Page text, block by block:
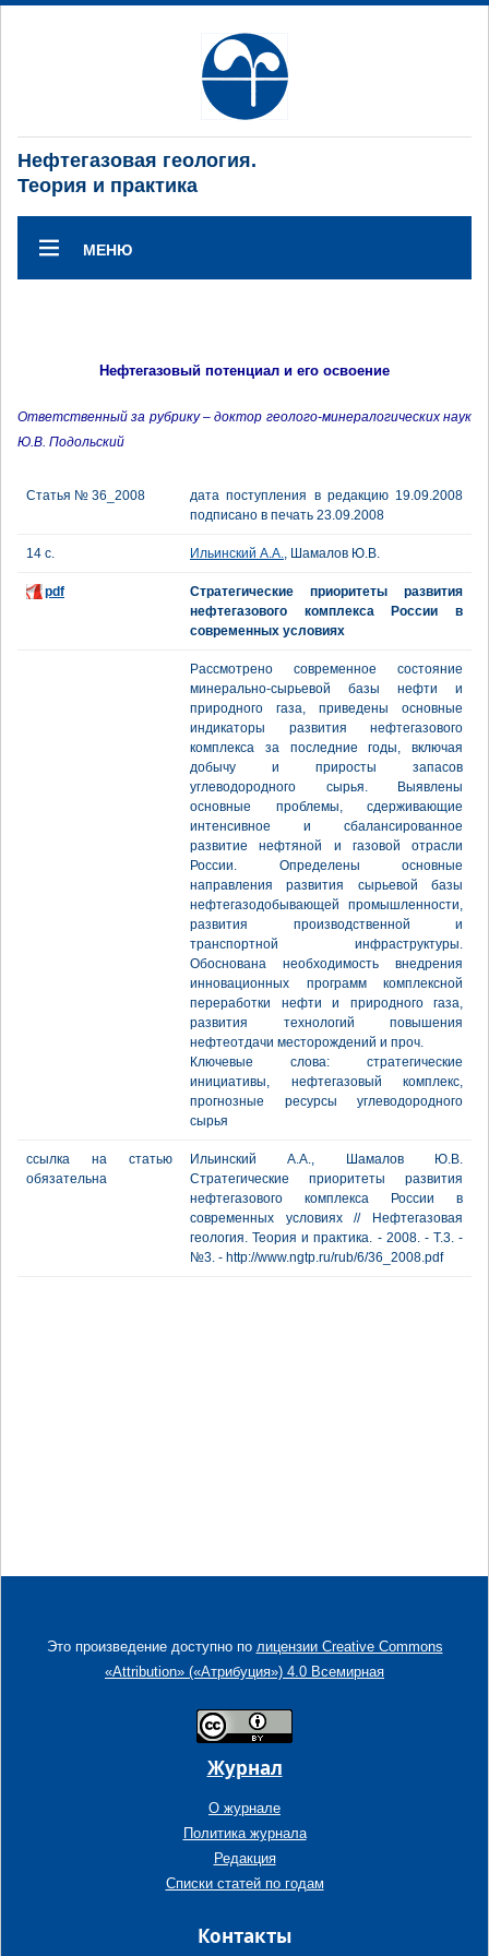
Нефтегазовая геология.
Теория и практика
МЕНЮ
Нефтегазовый потенциал и его освоение
Ответственный за рубрику – доктор геолого-минералогических наук
Ю.В. Подольский
Статья № 36_2008
дата поступления в редакцию 19.09.2008
подписано в печать 23.09.2008
14 с. Ильинский А.А., Шамалов Ю.В.
pdf
Стратегические приоритеты развития
нефтегазового комплекса России в
современных условиях
Рассмотрено современное состояние
минерально-сырьевой базы нефти и
природного газа, приведены основные
индикаторы развития нефтегазового
комплекса за последние годы, включая
добычу и приросты запасов
углеводородного сырья. Выявлены
основные проблемы, сдерживающие
интенсивное и сбалансированное
развитие нефтяной и газовой отрасли
России. Определены основные
направления развития сырьевой базы
нефтегазодобывающей промышленности,
развития производственной и
транспортной инфраструктуры.
Обоснована необходимость внедрения
инновационных программ комплексной
переработки нефти и природного газа,
развития технологий повышения
нефтеотдачи месторождений и проч.
Ключевые слова: стратегические
инициативы, нефтегазовый комплекс,
прогнозные ресурсы углеводородного
сырья
ссылка на статью
обязательна
Ильинский А.А., Шамалов Ю.В.
Стратегические приоритеты развития
нефтегазового комплекса России в
современных условиях // Нефтегазовая
геология. Теория и практика. - 2008. - Т.3. -
№3. - http://www.ngtp.ru/rub/6/36_2008.pdf
Это произведение доступно по лицензии Creative Commons
«Attribution» («Атрибуция») 4.0 Всемирная
Журнал
О журнале
Политика журнала
Редакция
Списки статей по годам
Контакты